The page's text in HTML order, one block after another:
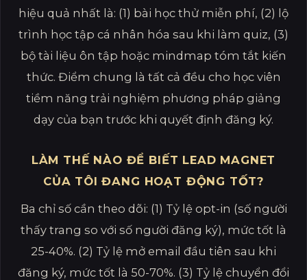
hiệu quả nhất là: (1) bài học thử miễn phí, (2) lộ
trình học tập cá nhân hóa sau khi làm quiz, (3)
bộ tài liệu ôn tập hoặc mindmap tóm tắt kiến
thức. Điểm chung là tất cả đều cho học viên
tiềm năng trải nghiệm phương pháp giảng
dạy của bạn trước khi quyết định đăng ký.
LÀM THẾ NÀO ĐỂ BIẾT LEAD MAGNET
CỦA TÔI ĐANG HOẠT ĐỘNG TỐT?
Ba chỉ số cần theo dõi: (1) Tỷ lệ opt-in (số người
thấy trang so với số người đăng ký), mức tốt là
25-40%. (2) Tỷ lệ mở email đầu tiên sau khi
đăng ký, mức tốt là 50-70%. (3) Tỷ lệ chuyển đổi